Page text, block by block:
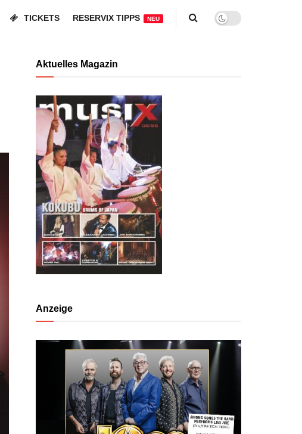
TICKETS RESERVIX TIPPS NEU
Aktuelles Magazin
Anzeige